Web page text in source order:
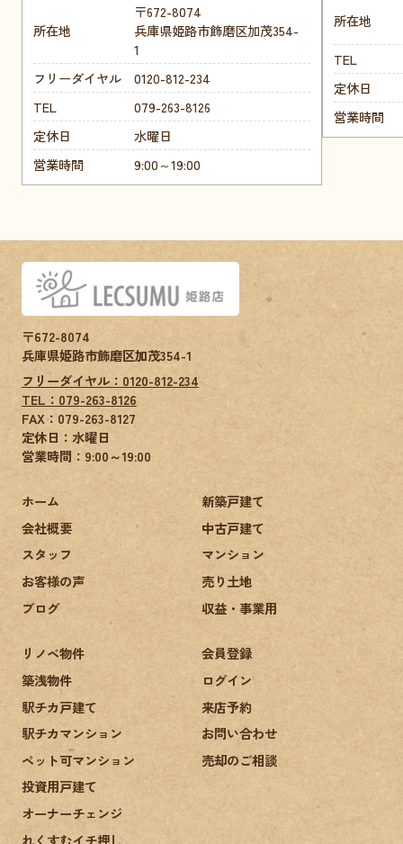
所在地
〒672-8074
兵庫県姫路市飾磨区加茂354-
1
フリーダイヤル
0120-812-234
TEL
079-263-8126
定休日
水曜日
営業時間
9:00～19:00
所在地
TEL
定休日
営業時間
〒672-8074
兵庫県姫路市飾磨区加茂354-1
フリーダイヤル：0120-812-234
TEL：079-263-8126
FAX： 079-263-8127
定休日：水曜日
営業時間：9:00～19:00
ホーム
会社概要
スタッフ
お客様の声
ブログ
新築戸建て
中古戸建て
マンション
売り土地
収益・事業用
リノベ物件
築浅物件
駅チカ戸建て
駅チカマンション
ペット可マンション
投資用戸建て
オーナーチェンジ
れくすむイチ押し
会員登録
ログイン
来店予約
お問い合わせ
売却のご相談